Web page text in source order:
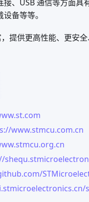
、USB 通信等方面具
备等等。
提供更高性能、更安
www.stmcu.com.cn